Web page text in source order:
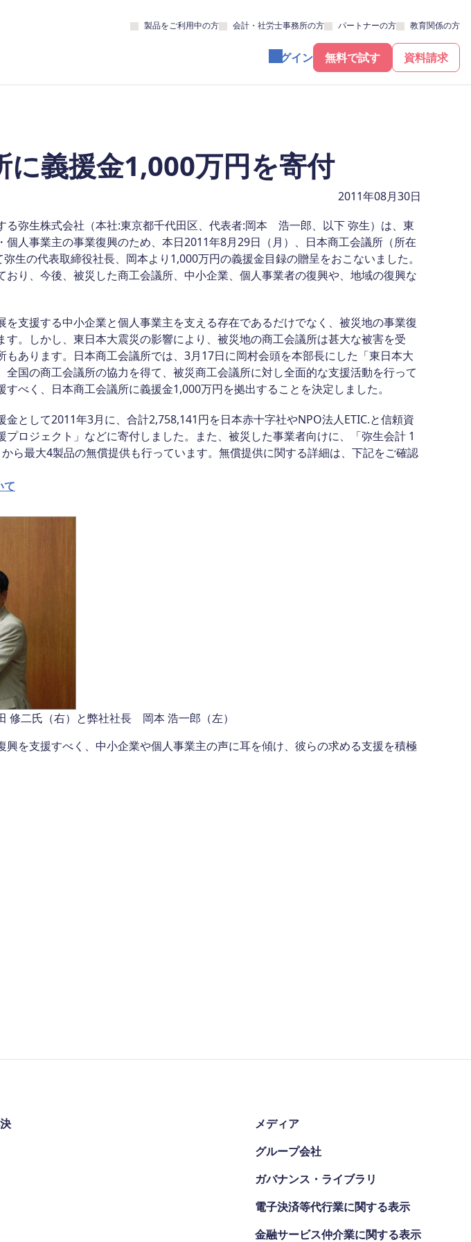
製品をご利用中の方 会計・社労士事務所の方 パートナーの方 教育関係の方
無料で試す 資料請求
ログイン
に義援金1,000万円を寄付
2011年08月30日
る弥生株式会社（本社:東京都千代田区、代表者:岡本 浩一郎、以下 弥生）は、東
個人事業主の事業復興のため、本日2011年8月29日（月）、日本商工会議所（所在
生の代表取締役社長、岡本より1,000万円の義援金目録の贈呈をおこないました。
おり、今後、被災した商工会議所、中小企業、個人事業者の復興や、地域の復興な
を支援する中小企業と個人事業主を支える存在であるだけでなく、被災地の事業復
。しかし、東日本大震災の影響により、被災地の商工会議所は甚大な被害を受
もあります。日本商工会議所では、3月17日に岡村会頭を本部長にした「東日本大
国の商工会議所の協力を得て、被災商工会議所に対し全面的な支援活動を行って
べく、日本商工会議所に義援金1,000万円を拠出することを決定しました。
として2011年3月に、合計2,758,141円を日本赤十字社やNPO法人ETIC.と信頼資
ロジェクト」などに寄付しました。また、被災した事業者向けに、「弥生会計 1
ら最大4製品の無償提供も行っています。無償提供に関する詳細は、下記をご確認
て
二氏（右）と弊社社長 岡本 浩一郎（左）
を支援すべく、中小企業や個人事業主の声に耳を傾け、彼らの求める支援を積極
メディア
グループ会社
ガバナンス・ライブラリ
電子決済等代行業に関する表示
金融サービス仲介業に関する表示